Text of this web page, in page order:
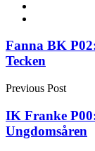
Post
navigation
Fanna BK
Tecken
Previous Post
IK Franke
Ungdomsåren